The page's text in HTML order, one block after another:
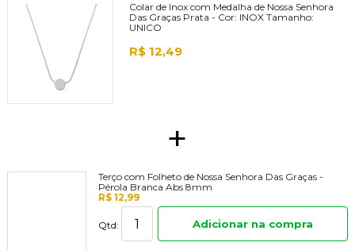
Colar de Inox com Medalha de Nossa Senhora
Das Graças Prata - Cor: INOX Tamanho:
UNICO
R$ 12,49
+
Terço com Folheto de Nossa Senhora Das Graças -
Pérola Branca Abs 8mm
R$ 12,99
Qtd: Adicionar na compra